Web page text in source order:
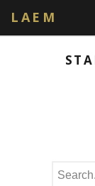
LAEM